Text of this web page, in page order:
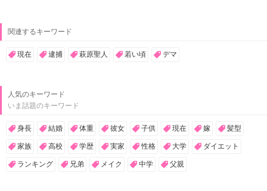
関連するキーワード
現在 逮捕 萩原聖人 若い頃 デマ
人気のキーワード
いま話題のキーワード
身長 結婚 体重 彼女 子供 現在 嫁 髪型
家族 高校 学歴 実家 性格 大学 ダイエット
ランキング 兄弟 メイク 中学 父親